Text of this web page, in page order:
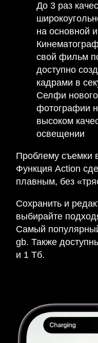
До 3 раз
на основной
свой фильм
доступно
кадрами в
Селфи
фотографии
высоком
освещении
Проблему съемки
Функция Action
плавным, без
Сохранить и
выбирайте
Самый
gb. Также
и 1 Тб.